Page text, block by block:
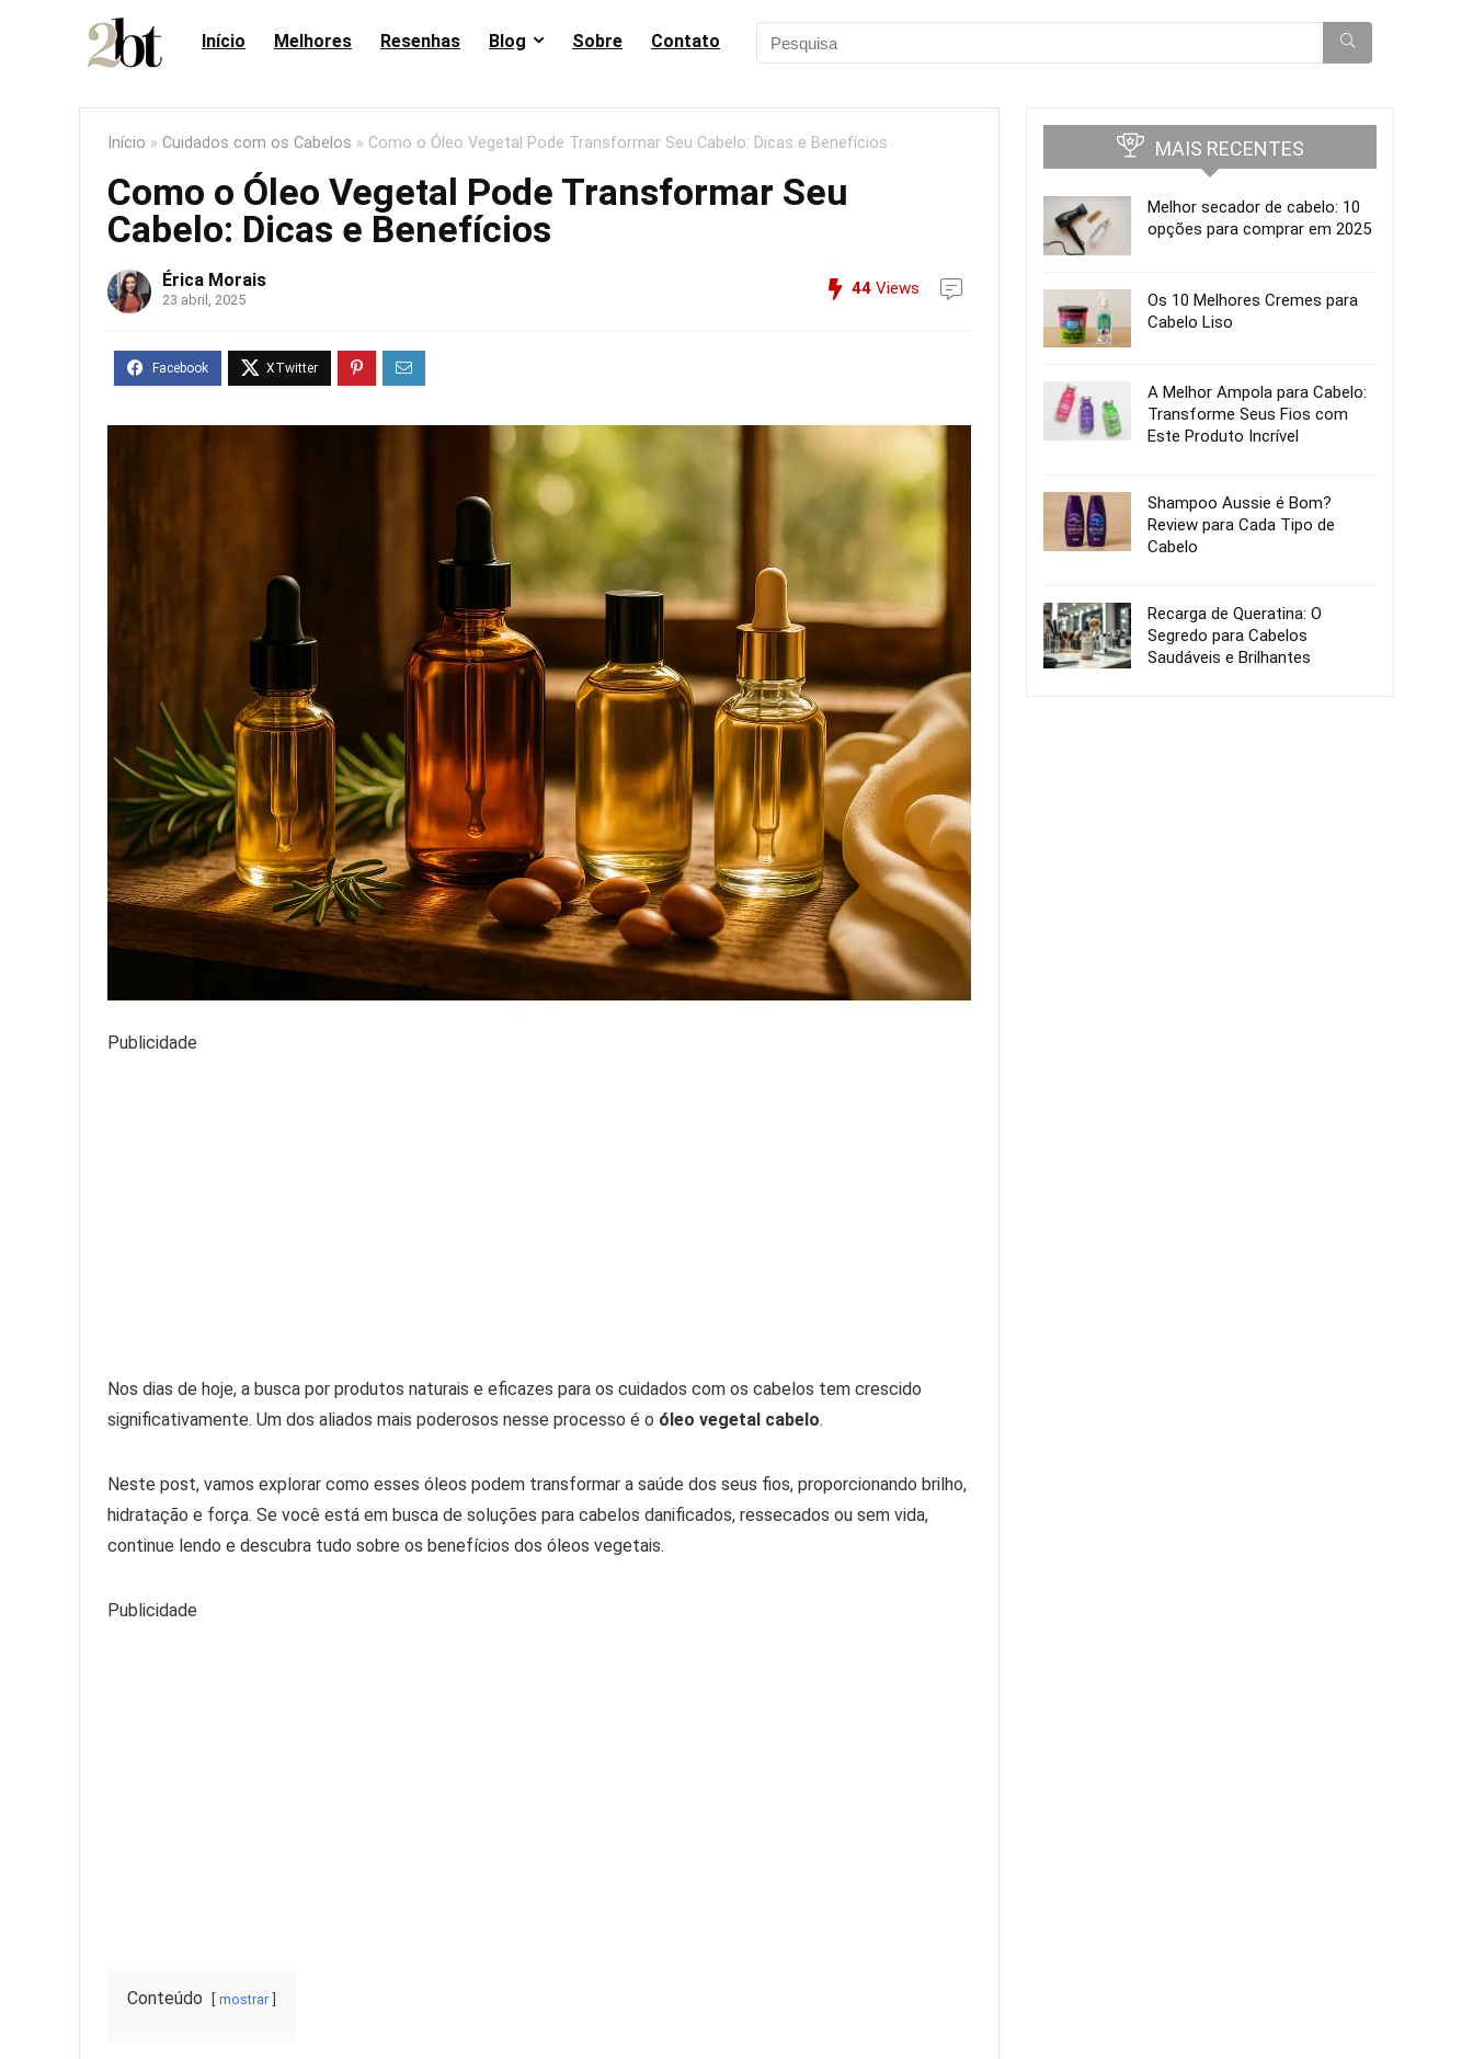
Início Melhores Resenhas Blog Sobre Contato
Início » Cuidados com os Cabelos » Como o Óleo Vegetal Pode Transformar Seu Cabelo: Dicas e Benefícios
Como o Óleo Vegetal Pode Transformar Seu
Cabelo: Dicas e Benefícios
Érica Morais
23 abril, 2025
44 Views
Publicidade
Nos dias de hoje, a busca por produtos naturais e eficazes para os cuidados com os cabelos tem crescido
significativamente. Um dos aliados mais poderosos nesse processo é o óleo vegetal cabelo.
Neste post, vamos explorar como esses óleos podem transformar a saúde dos seus fios, proporcionando brilho,
hidratação e força. Se você está em busca de soluções para cabelos danificados, ressecados ou sem vida,
continue lendo e descubra tudo sobre os benefícios dos óleos vegetais.
Publicidade
Conteúdo mostrar
MAIS RECENTES
Melhor secador de cabelo: 10
opções para comprar em 2025
Os 10 Melhores Cremes para
Cabelo Liso
A Melhor Ampola para Cabelo:
Transforme Seus Fios com
Este Produto Incrível
Shampoo Aussie é Bom?
Review para Cada Tipo de
Cabelo
Recarga de Queratina: O
Segredo para Cabelos
Saudáveis e Brilhantes